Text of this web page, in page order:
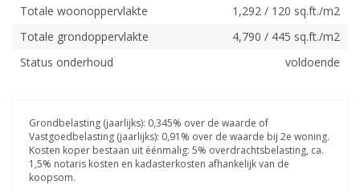
Totale woonoppervlakte
1,292 / 120 sq.ft./m2
Totale grondoppervlakte
4,790 / 445 sq.ft./m2
Status onderhoud
voldoende
Grondbelasting (jaarlijks): 0,345% over de waarde of
Vastgoedbelasting (jaarlijks): 0,91% over de waarde bij 2e woning.
Kosten koper bestaan uit éénmalig: 5% overdrachtsbelasting, ca.
1,5% notaris kosten en kadasterkosten afhankelijk van de
koopsom.